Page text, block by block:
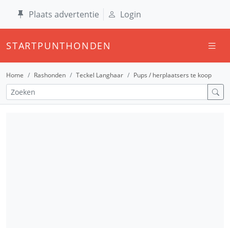
Plaats advertentie Login
STARTPUNTHONDEN
Home Rashonden Teckel Langhaar Pups / herplaatsers te koop